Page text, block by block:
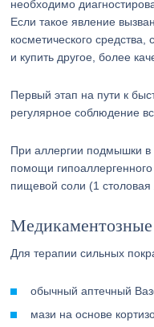
необходимо
Если такое явление
косметического средства,
и купить другое, более
Первый этап на пути к
регулярное соблюдение
При аллергии подмышки в
помощи
пищевой соли (1
Медикаментозные
Для терапии сильных
обычный аптечный
мази на основе